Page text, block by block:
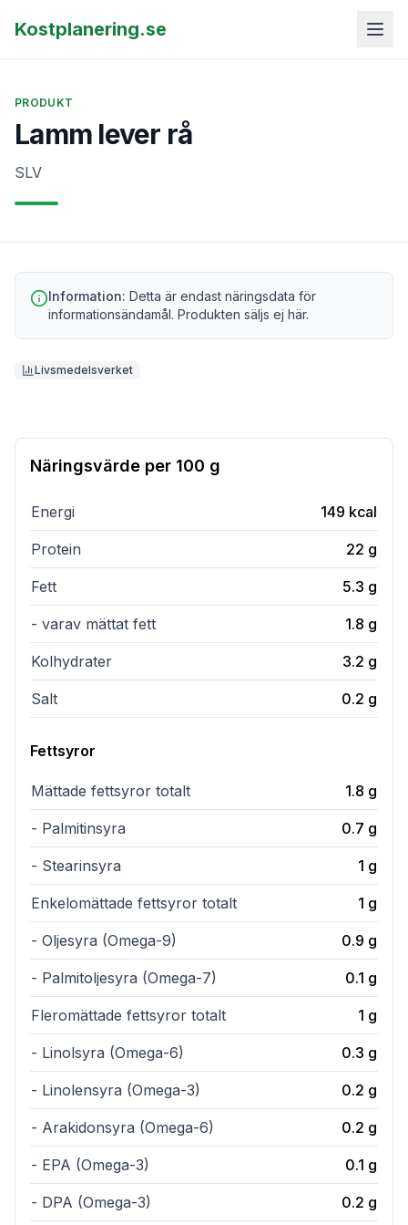
Kostplanering.se
PRODUKT
Lamm lever rå
SLV
Information: Detta är endast näringsdata för
informationsändamål. Produkten säljs ej här.
Livsmedelsverket
Näringsvärde per 100 g
Energi 149 kcal
Protein 22 g
Fett 5.3 g
- varav mättat fett 1.8 g
Kolhydrater 3.2 g
Salt 0.2 g
Fettsyror
Mättade fettsyror totalt 1.8 g
- Palmitinsyra 0.7 g
- Stearinsyra 1 g
Enkelomättade fettsyror totalt 1 g
- Oljesyra (Omega-9) 0.9 g
- Palmitoljesyra (Omega-7) 0.1 g
Fleromättade fettsyror totalt 1 g
- Linolsyra (Omega-6) 0.3 g
- Linolensyra (Omega-3) 0.2 g
- Arakidonsyra (Omega-6) 0.2 g
- EPA (Omega-3) 0.1 g
- DPA (Omega-3) 0.2 g